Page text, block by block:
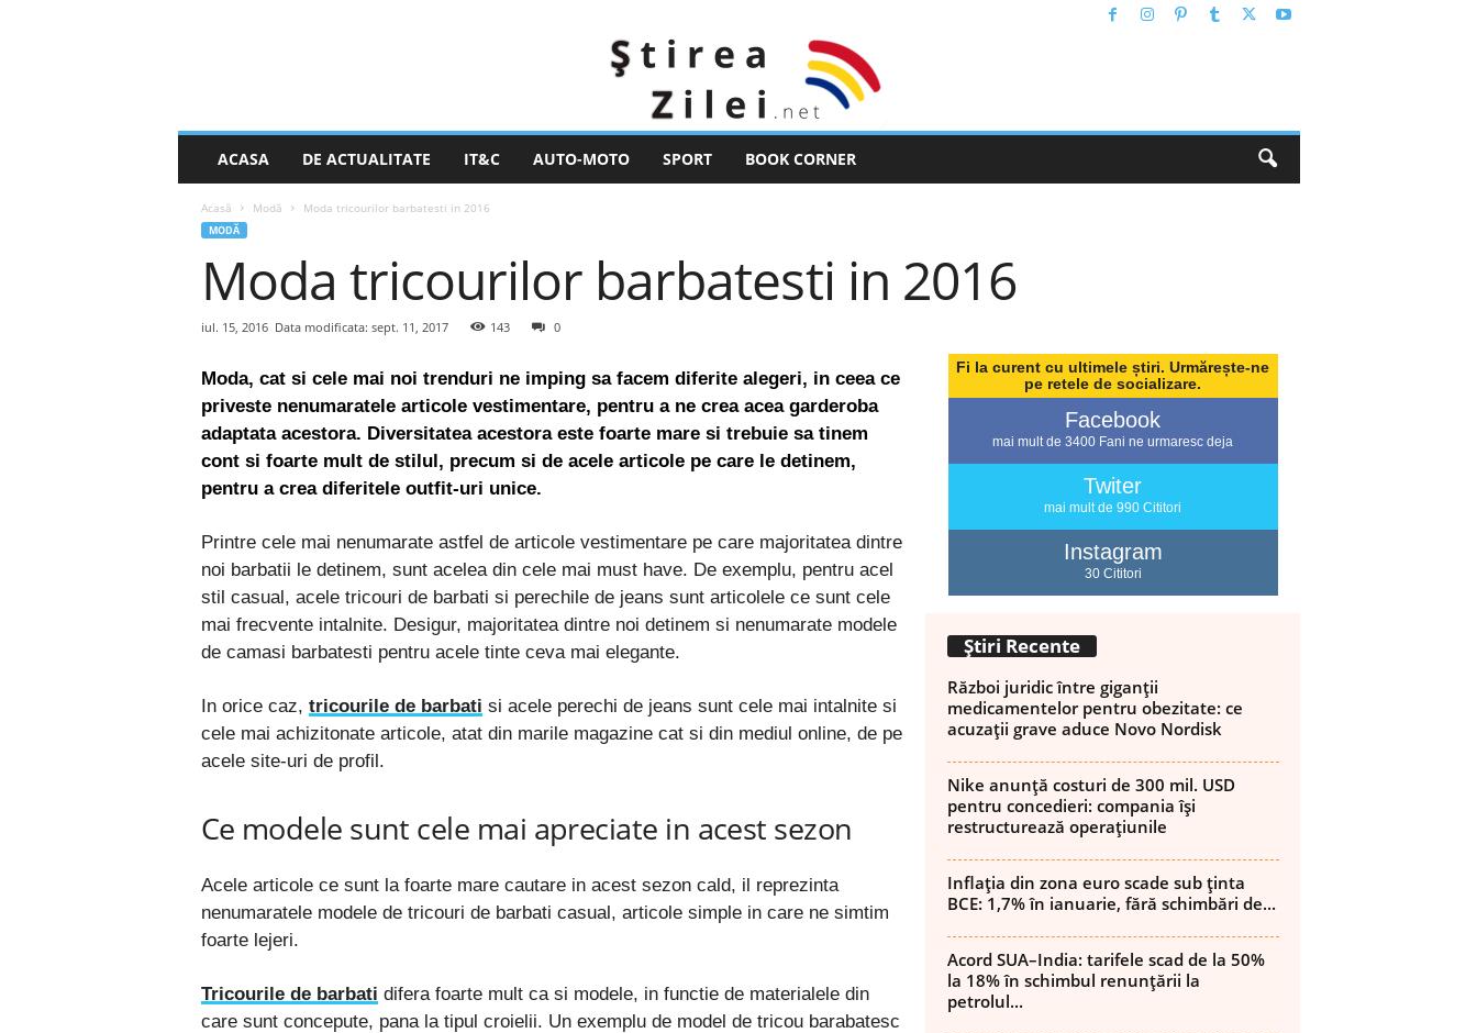
i
ACASA DE ACTUALITATE IT&C AUTO-MOTO SPORT BOOK CORNER
Acasă Modă Moda tricourilor barbatesti in 2016
MODĂ
Moda tricourilor barbatesti in 2016
iul. 15, 2016 Data modificata: sept. 11, 2017 143 0
Moda, cat si cele mai noi trenduri ne imping sa facem diferite alegeri, in ceea ce
priveste nenumaratele articole vestimentare, pentru a ne crea acea garderoba
adaptata acestora. Diversitatea acestora este foarte mare si trebuie sa tinem
cont si foarte mult de stilul, precum si de acele articole pe care le detinem,
pentru a crea diferitele outfit-uri unice.
Printre cele mai nenumarate astfel de articole vestimentare pe care majoritatea dintre
noi barbatii le detinem, sunt acelea din cele mai must have. De exemplu, pentru acel
stil casual, acele tricouri de barbati si perechile de jeans sunt articolele ce sunt cele
mai frecvente intalnite. Desigur, majoritatea dintre noi detinem si nenumarate modele
de camasi barbatesti pentru acele tinte ceva mai elegante.
In orice caz, tricourile de barbati si acele perechi de jeans sunt cele mai intalnite si
cele mai achizitonate articole, atat din marile magazine cat si din mediul online, de pe
acele site-uri de profil.
Ce modele sunt cele mai apreciate in acest sezon
Acele articole ce sunt la foarte mare cautare in acest sezon cald, il reprezinta
nenumaratele modele de tricouri de barbati casual, articole simple in care ne simtim
foarte lejeri.
Tricourile de barbati difera foarte mult ca si modele, in functie de materialele din
care sunt concepute, pana la tipul croielii. Un exemplu de model de tricou barabatesc
Fi la curent cu ultimele știri. Urmărește-ne
pe retele de socializare.
Facebook
mai mult de 3400 Fani ne urmaresc deja
Twiter
mai mult de 990 Cititori
Instagram
30 Cititori
Știri Recente
Război juridic între giganții
medicamentelor pentru obezitate: ce
acuzații grave aduce Novo Nordisk
Nike anunță costuri de 300 mil. USD
pentru concedieri: compania își
restructurează operațiunile
Inflația din zona euro scade sub ținta
BCE: 1,7% în ianuarie, fără schimbări de...
Acord SUA–India: tarifele scad de la 50%
la 18% în schimbul renunțării la
petrolul...